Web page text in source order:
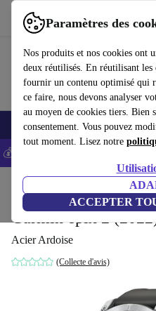
Paramètres des
Nos produits et nos cookies ont
deux réutilisés. En réutilisant les
fournir un contenu optimisé qui
ce faire, nous devons analyser
au moyen de cookies tiers. Bien
consentement. Vous pouvez
tout moment. Lisez notre
ACCEPTER
Utilisez refurbed rapidement et
Smartphones Laptops Tablettes
💰-5% EXTRA sur les iPhones –
Montres connectées
Garmin epix 2
Acier Ardoise
(Collecte d'avis)